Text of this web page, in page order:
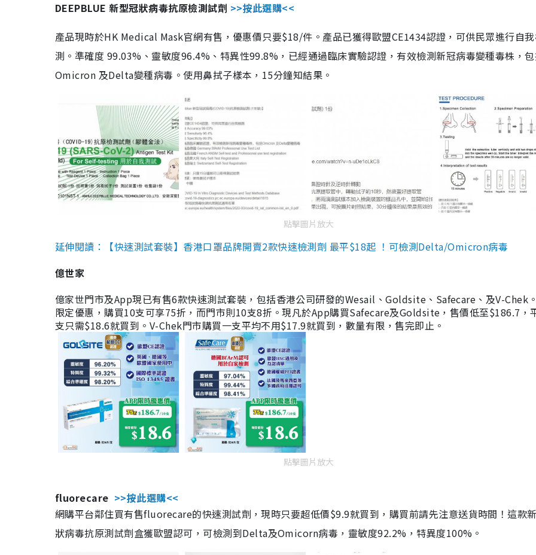
DEEPBLUE 新型冠狀病毒抗原檢測試劑 >>按此選購<<
產品現時於HK Medical Mask官網有售，優惠價只要$18/件。產品已獲得歐盟CE1434認證，可供民眾進行自
測。準確度 99.03%、靈敏度96.4%、特異性99.8%，已經通過臨床實驗認證，有效檢測新冠病毒變種毒株，
Omicron 及Delta變種病毒。使用鼻拭子樣本，15分鐘知結果。
點擊圖片放大
延伸閱讀：【快速測試套裝】香港口罩品牌開賣2款快速檢測劑 最平$18起 ！可檢測Delta/Omicron病毒
億世家
億家世門市及App現已有售6款快速測試套裝，包括香港公司研發的Wesail、Goldsite、Safecare、及V-Chek
限定優惠，購買10支可享75折，而門市則10支8折。現凡於App購買Safecare及Goldsite，售價低至$186.7，
支只需$18.6就買到。V-Chek門市購買一支平均不用$17.9就買到，數量有限，售完即止。
點擊圖片放大
fluorecare >>按此選購<<
網購平台鄰住買有售fluorecare的快速測試劑，現時只要超低價$9.9就買到，購買前請先注意送貨時間！這款
狀病毒抗原測試劑盒獲歐盟認可，可檢測到Delta及Omicorn病毒，靈敏度92.2%，特異度100%。